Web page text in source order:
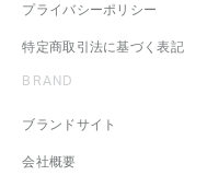
プライバシーポリシー
特定商取引法に基づく表記
BRAND
ブランドサイト
会社概要